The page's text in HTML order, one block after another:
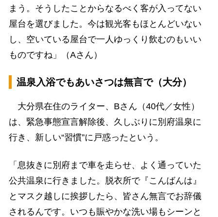
まう。そうしたことからなるべく客が入ってない
屋台を選びました。今は観光客もほとんどいない
し、空いている屋台で一人ゆっくり飲むのもいい
ものですね」（Aさん）
温泉入浴でもあいさつは無言で（大分）
大分県在住のライター、Bさん（40代／女性）
は、緊急事態宣言解除後、久しぶりに別府温泉に
行き、新しい“習慣”に戸惑ったという。
「息抜きに別府まで車を走らせ、よく通っていた
公共温泉に行きました。脱衣所で『こんばんは』
とマスク越しに挨拶したら、皆さん無言でお辞儀
されるんです。いつも賑やかな洗い場もシーンと